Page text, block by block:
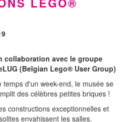
collaboration avec le groupe
(Belgian Lego® User Group)
temps d'un week-end, le musée se
des célèbres petites briques !
constructions exceptionnelles et
envahissent les salles.